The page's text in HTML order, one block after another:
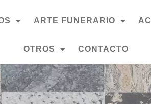
ARTE FUNERARIO
OTROS CONTACTO